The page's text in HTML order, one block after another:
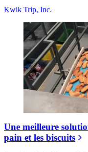
Kwik Trip, Inc.
Une meilleure
pain et les biscuits